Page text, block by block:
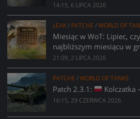
14:15, 6 LIPCA 2026
LEAK/ PATCHE /WORLD OF
Miesiąc w WoT: Lipiec,
najbliższym miesiącu w
21:09, 2 LIPCA 2026
PATCHE /WORLD OF TANKS
Patch 2.3.1: Kolczatka
16:15, 29 CZERWCA 2026